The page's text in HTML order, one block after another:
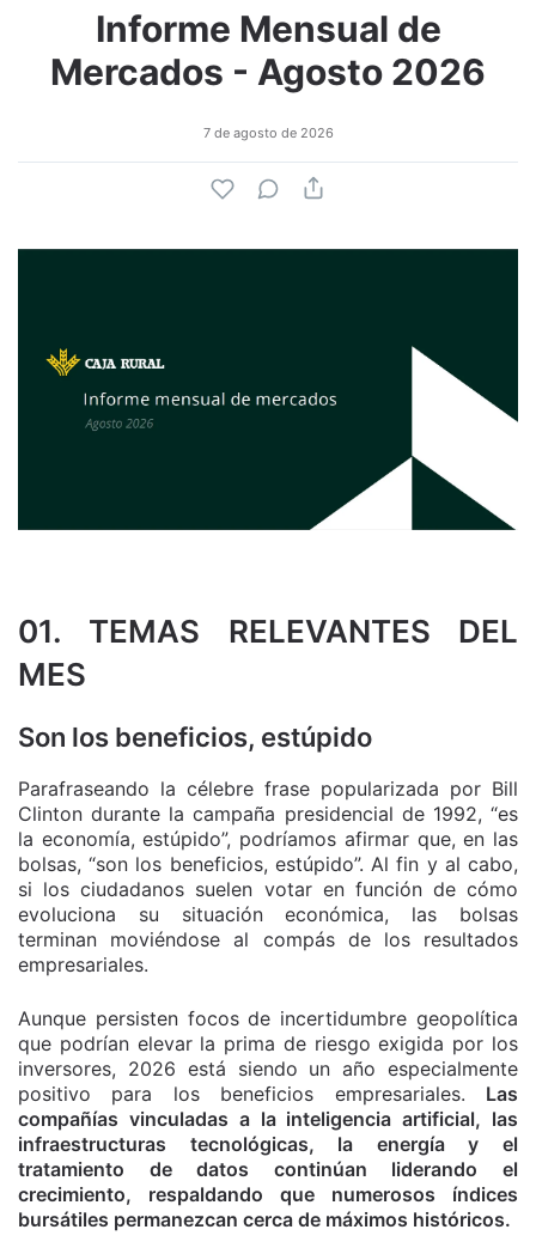
Informe Mensual de
Mercados - Agosto 2026
7 de agosto de 2026
01. TEMAS RELEVANTES DEL
MES
Son los beneficios, estúpido
Parafraseando la célebre frase popularizada por Bill
Clinton durante la campaña presidencial de 1992, “es
la economía, estúpido”, podríamos afirmar que, en las
bolsas, “son los beneficios, estúpido”. Al fin y al cabo,
si los ciudadanos suelen votar en función de cómo
evoluciona su situación económica, las bolsas
terminan moviéndose al compás de los resultados
empresariales.
Aunque persisten focos de incertidumbre geopolítica
que podrían elevar la prima de riesgo exigida por los
inversores, 2026 está siendo un año especialmente
positivo para los beneficios empresariales. Las
compañías vinculadas a la inteligencia artificial, las
infraestructuras tecnológicas, la energía y el
tratamiento de datos continúan liderando el
crecimiento, respaldando que numerosos índices
bursátiles permanezcan cerca de máximos históricos.